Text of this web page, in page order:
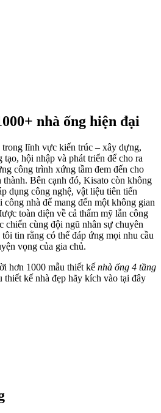
nhà ống hiện đại
lĩnh vực kiến trúc – xây dựng,
hội nhập và phát triển để cho ra
công trình xứng tầm đem đến cho
Bên cạnh đó, Kisato còn không
dụng công nghệ, vật liệu tiên tiến
nhà để mang đến một không gian
toàn diện về cả thẩm mỹ lẫn công
cùng đội ngũ nhân sự chuyên
tin rằng có thể đáp ứng mọi nhu cầu
vọng của gia chủ.
hơn 1000 mẫu thiết kế nhà ống 4 tầng
thiết kế nhà đẹp hãy kích vào tại đây